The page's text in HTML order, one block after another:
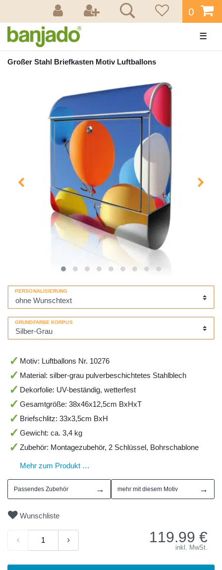
0
☰
Großer Stahl Briefkasten Motiv Luftballons
PERSONALISIERUNG
GRUNDFARBE KORPUS
Motiv: Luftballons Nr. 10276
Material: silber-grau pulverbeschichtetes Stahlblech
Dekorfolie: UV-beständig, wetterfest
Gesamtgröße: 38x46x12,5cm BxHxT
Briefschlitz: 33x3,5cm BxH
Gewicht: ca. 3,4 kg
Zubehör: Montagezubehör, 2 Schlüssel, Bohrschablone
Mehr zum Produkt …
Passendes Zubehör → mehr mit diesem Motiv →
Wunschliste
119.99 €
inkl. MwSt.